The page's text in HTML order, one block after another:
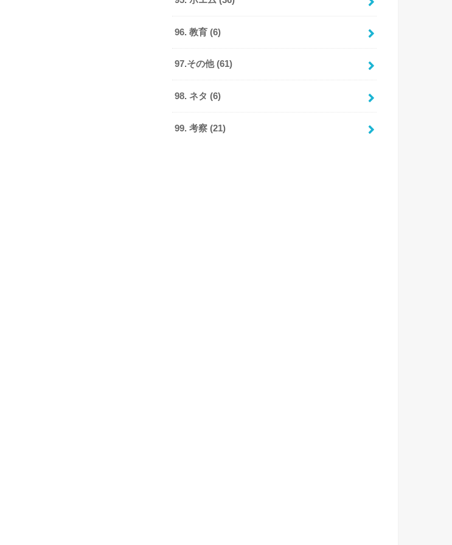
96. 教育(6)
97.その他(61)
98. ネタ(6)
99. 考察(21)